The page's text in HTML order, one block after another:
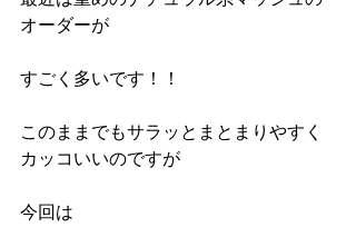
オーダーが
すごく多いです！！
このままでもサラッとまとまりやすく
カッコいいのですが
今回は